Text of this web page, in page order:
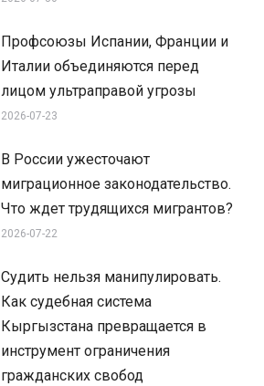
Профсоюзы Испании, Франции и
Италии объединяются перед
лицом ультраправой угрозы
2026-07-23
В России ужесточают
миграционное законодательство.
Что ждет трудящихся мигрантов?
2026-07-22
Судить нельзя манипулировать.
Как судебная система
Кыргызстана превращается в
инструмент ограничения
гражданских свобод